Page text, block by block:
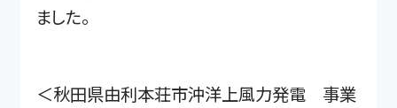
ました。
＜秋田県由利本荘市沖洋上風力発電 事業